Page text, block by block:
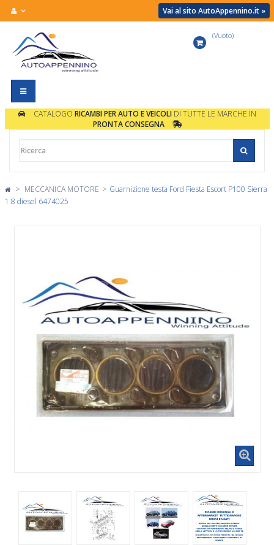
Vai al sito AutoAppennino.it »
Navigazione
Toggle
(Vuoto)
CATALOGO RICAMBI PER AUTO E VEICOLIDI TUTTE LE MARCHE IN
PRONTA CONSEGNA
> MECCANICA MOTORE > Guarnizione testa Ford Fiesta Escort P100 Sierra
1.8 diesel 6474025